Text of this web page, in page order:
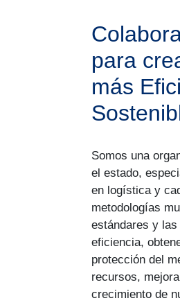
para
más
Somos una
el estado,
en logística y
metodologías
estándares y
eficiencia,
protección del
recursos,
crecimiento de